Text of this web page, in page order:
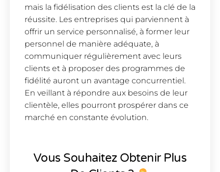
mais la fidélisation des clients est la clé de la
réussite. Les entreprises qui parviennent à
offrir un service personnalisé, à former leur
personnel de manière adéquate, à
communiquer régulièrement avec leurs
clients et à proposer des programmes de
fidélité auront un avantage concurrentiel.
En veillant à répondre aux besoins de leur
clientèle, elles pourront prospérer dans ce
marché en constante évolution.
Vous Souhaitez Obtenir Plus